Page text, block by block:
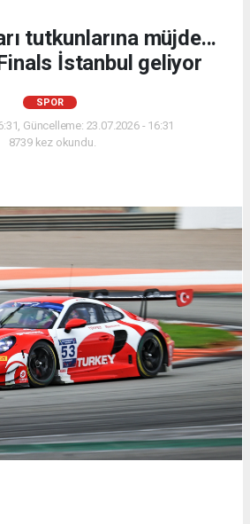
tutkunlarına müjde...
İstanbul geliyor
SPOR
Güncelleme: 23.07.2026 - 16:31
8739 kez okundu.